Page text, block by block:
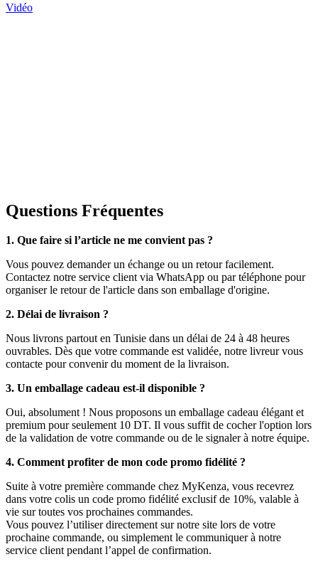
Vidéo
Questions Fréquentes
1. Que faire si l’article ne me convient pas ?
Vous pouvez demander un échange ou un retour facilement.
Contactez notre service client via WhatsApp ou par téléphone pour
organiser le retour de l'article dans son emballage d'origine.
2. Délai de livraison ?
Nous livrons partout en Tunisie dans un délai de 24 à 48 heures
ouvrables. Dès que votre commande est validée, notre livreur vous
contacte pour convenir du moment de la livraison.
3. Un emballage cadeau est-il disponible ?
Oui, absolument ! Nous proposons un emballage cadeau élégant et
premium pour seulement 10 DT. Il vous suffit de cocher l'option lors
de la validation de votre commande ou de le signaler à notre équipe.
4. Comment profiter de mon code promo fidélité ?
Suite à votre première commande chez MyKenza, vous recevrez
dans votre colis un code promo fidélité exclusif de 10%, valable à
vie sur toutes vos prochaines commandes.
Vous pouvez l’utiliser directement sur notre site lors de votre
prochaine commande, ou simplement le communiquer à notre
service client pendant l’appel de confirmation.